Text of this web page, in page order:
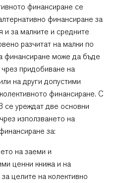
финансиране се
финансиране за
и за малките и средните
разчитат на малки по
финансиране може да бъде
придобиване на
на други допустими
финансиране. С
уреждат две основни
използването на
за:
на заеми и
ценни книжа и на
целите на колективно